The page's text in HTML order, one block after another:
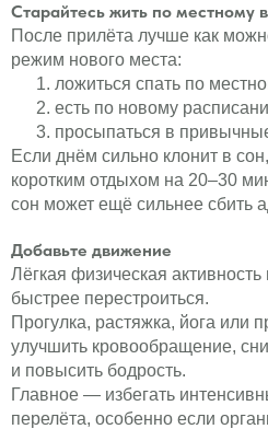
Старайтесь жить по местному
После прилёта лучше как
режим нового места:
ложиться спать по
есть по новому
просыпаться в
Если днём сильно клонит в
коротким отдыхом на 20–30
сон может ещё сильнее сбить
Добавьте движение
Лёгкая физическая
быстрее перестроиться.
Прогулка, растяжка, йога или
улучшить кровообращение,
и повысить бодрость.
Главное — избегать
перелёта, особенно если